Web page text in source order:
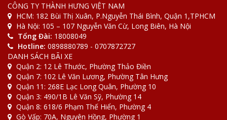
2022-08-31
Tin Tức
[Giải Đáp] Gửi đồ qua bưu điện bao nhiêu 1kg
CÔNG TY THÀNH HƯNG VIỆT NAM
HCM: 182 Bùi Thị Xuân, P.Nguyễn Thái Bình, Quận 1,TPHCM
Hà Nội: 105 – 107 Nguyễn Văn Cừ, Long Biên, Hà Nội
Tổng Đài: 18008049
Hotline: 0898880789 - 0707872727
DANH SÁCH BÃI XE
Quận 2: 12 Lê Thước, Phường Thảo Điền
Quận 7: 102 Lê Văn Lương, Phường Tân Hưng
Quận 11: 268E Lạc Long Quân, Phường 10
Quận 3: 490/1B Lê Văn Sỹ, Phường 14
Quận 8: 618/6 Phạm Thế Hiển, Phường 4
Gò Vấp: 70A, Nguyên Hồng, Phường 1